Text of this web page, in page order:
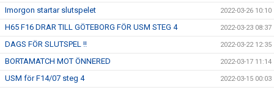
Imorgon startar slutspelet 2022-03-26 10:10
H65 F16 DRAR TILL GÖTEBORG FÖR USM STEG 4 2022-03-23 08:37
DAGS FÖR SLUTSPEL !! 2022-03-22 12:35
BORTAMATCH MOT ÖNNERED 2022-03-17 11:14
USM för F14/07 steg 4 2022-03-15 00:03